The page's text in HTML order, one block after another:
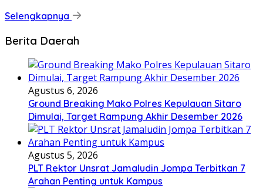
Selengkapnya
Berita Daerah
Agustus 6, 2026
Ground Breaking Mako Polres Kepulauan Sitaro
Dimulai, Target Rampung Akhir Desember 2026
Agustus 5, 2026
​PLT Rektor Unsrat Jamaludin Jompa Terbitkan 7
Arahan Penting untuk Kampus